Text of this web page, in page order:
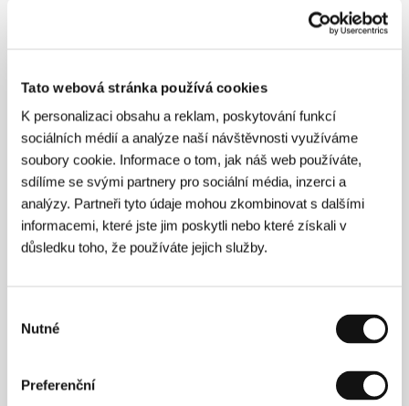
Tato webová stránka používá cookies
K personalizaci obsahu a reklam, poskytování funkcí
sociálních médií a analýze naší návštěvnosti využíváme
soubory cookie. Informace o tom, jak náš web používáte,
sdílíme se svými partnery pro sociální média, inzerci a
analýzy. Partneři tyto údaje mohou zkombinovat s dalšími
informacemi, které jste jim poskytli nebo které získali v
důsledku toho, že používáte jejich služby.
souhlasu
Nutné
Preferenční
Atıf Yılmaz(1926, Mersin). Jeho múzické zájmy
během dospívání se podivuhodně doplňovaly se
vzděláním ve společenských vědách; vedle
výtvarného umění se věnoval studiu práv na
univerzitě v Istanbulu. Zpočátku psal filmové
křik
, 1951). Jeho další dráha v oblasti
kolem sto dvaceti filmů, což je bilance v poměrech
současné kinematografie ohromující. Atif Yilmaz si